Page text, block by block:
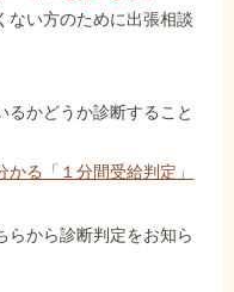
ない方のために出張相談
るかどうか診断すること
る「１分間受給判定」
らから診断判定をお知ら